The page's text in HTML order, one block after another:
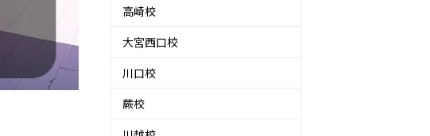
高崎校
大宮西口校
川口校
蕨校